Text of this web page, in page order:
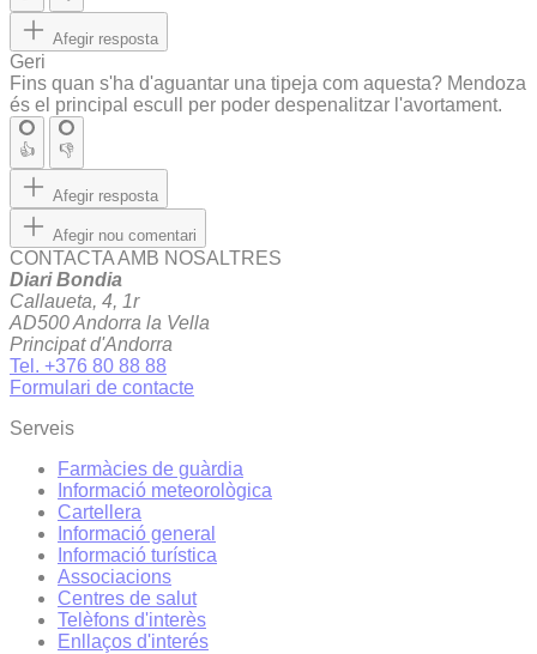
Afegir resposta
Geri
Fins quan s'ha d'aguantar una tipeja com aquesta? Mendoza
és el principal escull per poder despenalitzar l'avortament.
👍 👎
Afegir resposta
Afegir nou comentari
CONTACTA AMB NOSALTRES
Diari Bondia
Callaueta, 4, 1r
AD500 Andorra la Vella
Principat d'Andorra
Tel. +376 80 88 88
Formulari de contacte
Serveis
Farmàcies de guàrdia
Informació meteorològica
Cartellera
Informació general
Informació turística
Associacions
Centres de salut
Telèfons d'interès
Enllaços d'interés